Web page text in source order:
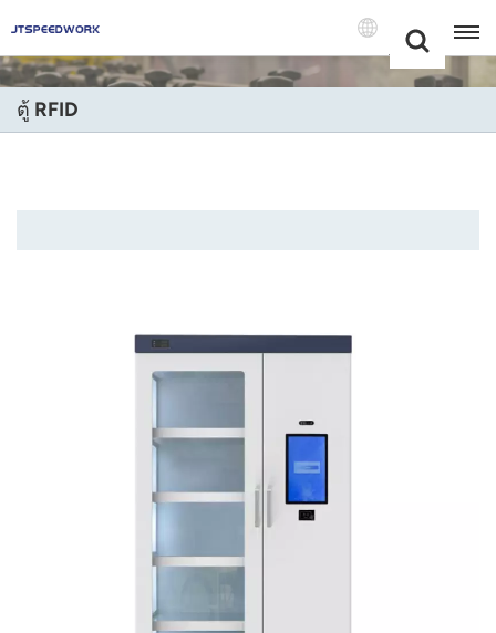
+86 -18681515767
Language(แบบ
English
Italiano
Português
Nederland
عربي
ตู้ RFID